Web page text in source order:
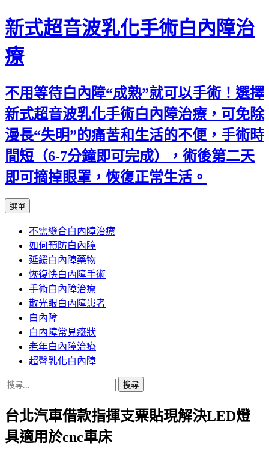
新式超音波乳化手術白內障治
療
不用等待白內障“成熟”就可以手術！選擇
新式超音波乳化手術白內障治療，可免除
漫長“失明”的痛苦和生活的不便，手術時
間短（6-7分鐘即可完成），術後第二天
即可摘掉眼罩，恢復正常生活。
選單
主
要
內
容
不需縫合白內障治療
如何預防白內障
延緩白內障藥物
恢復快白內障手術
手術白內障治療
散光眼白內障患者
白內障
白內障常見癥狀
老年白內障治療
超聲乳化白內障
搜
關
鍵
字:
台北汽車借款指揮支票貼現解決LED燈
具適用於cnc車床